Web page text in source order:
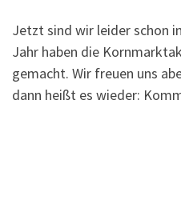
Jetzt sind wir leider schon
Jahr haben die
gemacht. Wir freuen uns
dann heißt es wieder: